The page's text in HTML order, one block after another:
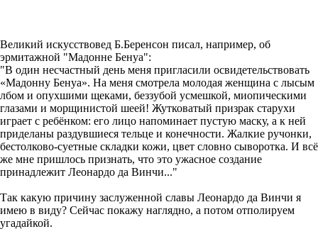
Великий искусствовед Б.Беренсон писал, например, об
эрмитажной "Мадонне Бенуа":
"В один несчастный день меня пригласили освидетельствовать
«Мадонну Бенуа». На меня смотрела молодая женщина с лысым
лбом и опухшими щеками, беззубой усмешкой, миопическими
глазами и морщинистой шеей! Жутковатый призрак старухи
играет с ребёнком: его лицо напоминает пустую маску, а к ней
приделаны раздувшиеся тельце и конечности. Жалкие ручонки,
бестолково-суетные складки кожи, цвет словно сыворотка. И всё
же мне пришлось признать, что это ужасное создание
принадлежит Леонардо да Винчи..."
Так какую причину заслуженной славы Леонардо да Винчи я
имею в виду? Сейчас покажу наглядно, а потом отполируем
угадайкой.